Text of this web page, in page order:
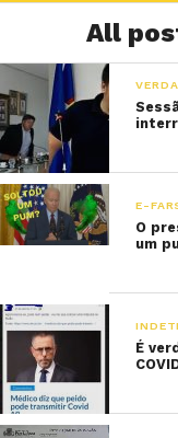
All
E-
O
um
É